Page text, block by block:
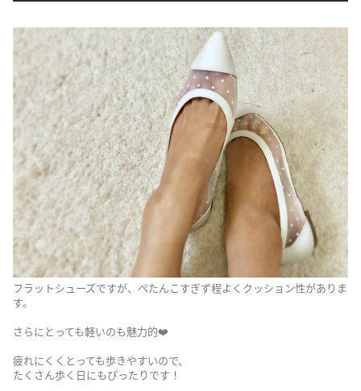
フラットシューズですが、ぺたんこすぎず程よくクッション性がありま
す。
さらにとっても軽いのも魅力的❤️
疲れにくくとっても歩きやすいので、
たくさん歩く日にもぴったりです！